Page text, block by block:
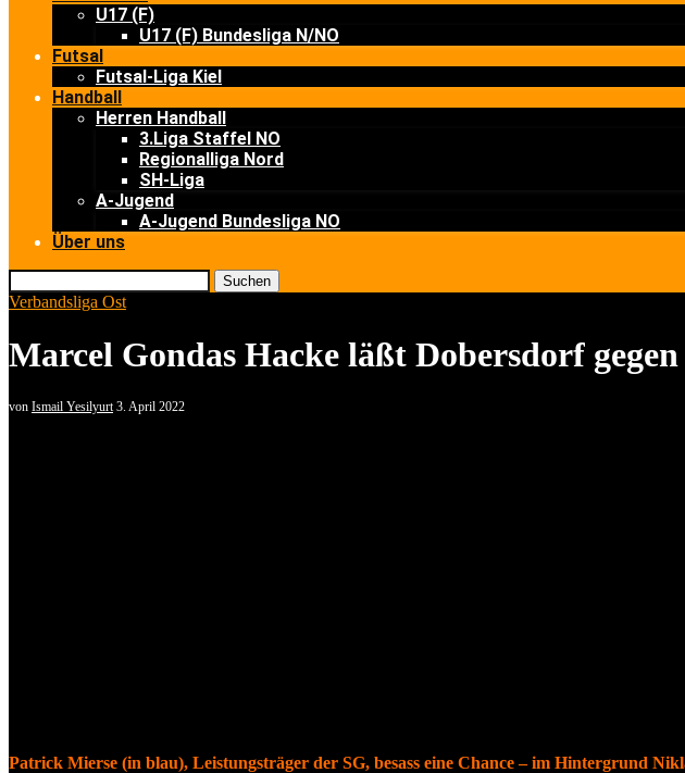
U17 (F)
U17 (F) Bundesliga N/NO
Futsal
Futsal-Liga Kiel
Handball
Herren Handball
3.Liga Staffel NO
Regionalliga Nord
SH-Liga
A-Jugend
A-Jugend Bundesliga NO
Über uns
Suchen
Verbandsliga Ost
Marcel Gondas Hacke läßt Dobersdorf
von Ismail Yesilyurt 3. April 2022
Patrick Mierse (in blau), Leistungsträger der SG, besass eine Chance – im Hintergrund